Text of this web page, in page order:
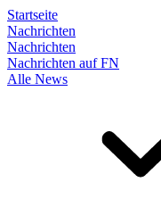
Startseite
Nachrichten
Nachrichten
Nachrichten auf FN
Alle News